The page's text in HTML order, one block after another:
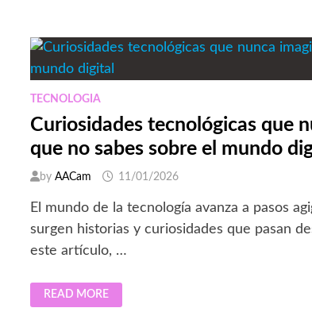
TODOS
LOS
DÍAS
TECNOLOGIA
Curiosidades tecnológicas que
que no sabes sobre el mundo
byAACam 11/01/2026
El mundo de la tecnología avanza a pasos
surgen historias y curiosidades que pasan
este artículo, …
CURIOSIDADES
TECNOLÓGICAS
QUE
READ MORE